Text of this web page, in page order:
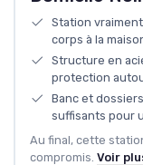
Station
corps à la
Structure en
protection
Banc et
suffisants pour
Au final, cette
compromis. Voir